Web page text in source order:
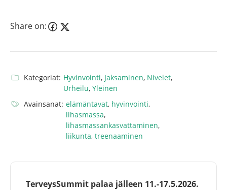
Share on:
Kategoriat: Hyvinvointi, Jaksaminen, Nivelet,
Urheilu, Yleinen
Avainsanat: elämäntavat, hyvinvointi,
lihasmassa,
lihasmassankasvattaminen,
liikunta, treenaaminen
TerveysSummit palaa jälleen 11.-17.5.2026.